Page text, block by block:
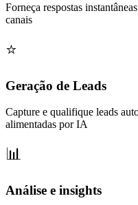
Forneça respostas
canais
Geração de Leads
Capture e qualifique leads
alimentadas por IA
Análise e insights